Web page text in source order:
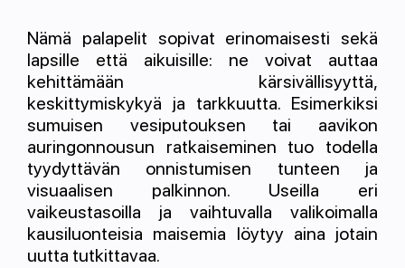
Nämä palapelit sopivat erinomaisesti sekä
lapsille että aikuisille: ne voivat auttaa
kehittämään kärsivällisyyttä,
keskittymiskykyä ja tarkkuutta. Esimerkiksi
sumuisen vesiputouksen tai aavikon
auringonnousun ratkaiseminen tuo todella
tyydyttävän onnistumisen tunteen ja
visuaalisen palkinnon. Useilla eri
vaikeustasoilla ja vaihtuvalla valikoimalla
kausiluonteisia maisemia löytyy aina jotain
uutta tutkittavaa.